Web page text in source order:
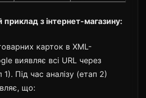
з інтернет-магазину:
карток в XML-
виявляє всі URL через
Під час аналізу (етап 2)
що: